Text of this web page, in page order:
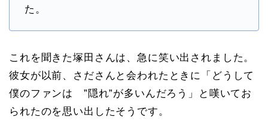
た。
これを聞きた塚田さんは、急に笑い出されました。
彼女が以前、さださんと会われたときに「どうして
僕のファンは ”隠れ”が多いんだろう」と嘆いてお
られたのを思い出したそうです。